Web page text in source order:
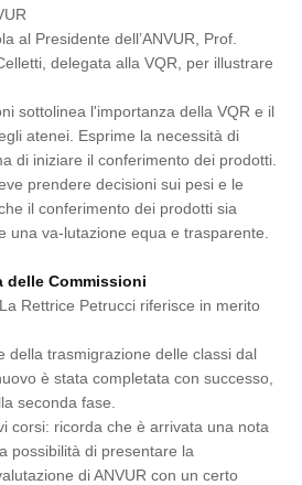
al Presidente dell’ANVUR, Prof.
delegata alla VQR, per illustrare
sottolinea l'importanza della VQR e il
atenei. Esprime la necessità di
di iniziare il conferimento dei prodotti.
prendere decisioni sui pesi e le
il conferimento dei prodotti sia
una va-lutazione equa e trasparente.
delle Commissioni
Rettrice Petrucci riferisce in merito
della trasmigrazione delle classi dal
è stata completata con successo,
seconda fase.
corsi: ricorda che è arrivata una nota
possibilità di presentare la
di ANVUR con un certo